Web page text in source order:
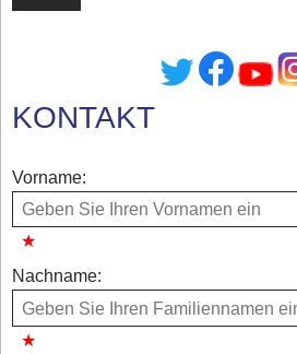
KONTAKT
Vorname:
Nachname: